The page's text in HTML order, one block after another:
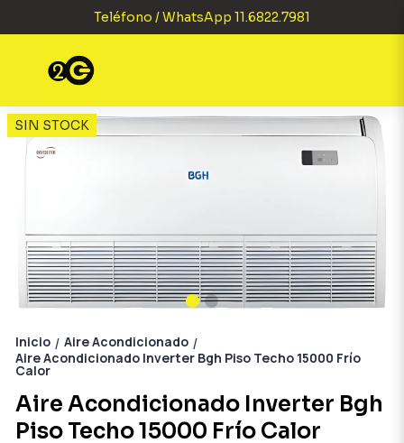
Teléfono / WhatsApp 11.6822.7981
SIN STOCK
Inicio / Aire Acondicionado /
Aire Acondicionado Inverter Bgh Piso Techo 15000 Frío
Calor
Aire Acondicionado Inverter Bgh
Piso Techo 15000 Frío Calor